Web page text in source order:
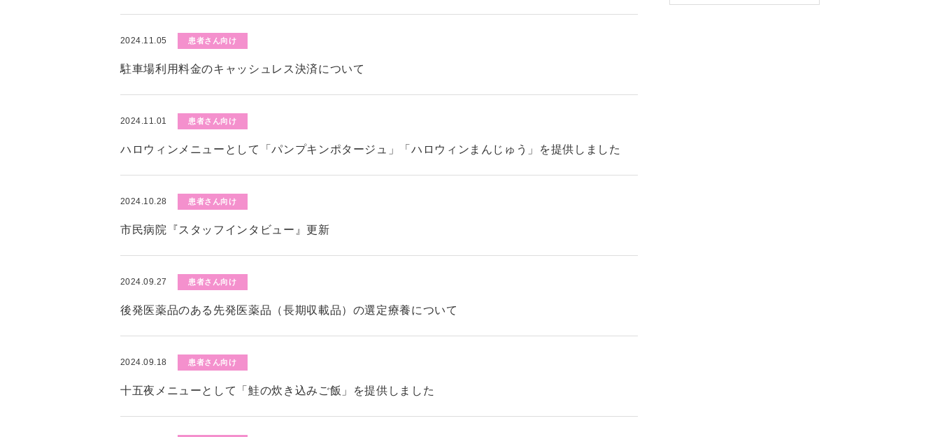
2024.11.05 患者さん向け
駐車場利用料金のキャッシュレス決済について
2024.11.01 患者さん向け
ハロウィンメニューとして「パンプキンポタージュ」「ハロウィンまんじゅう」を提供しました
2024.10.28 患者さん向け
市民病院『スタッフインタビュー』更新
2024.09.27 患者さん向け
後発医薬品のある先発医薬品（長期収載品）の選定療養について
2024.09.18 患者さん向け
十五夜メニューとして「鮭の炊き込みご飯」を提供しました